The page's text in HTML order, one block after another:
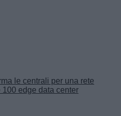
le centrali per una rete
edge data center